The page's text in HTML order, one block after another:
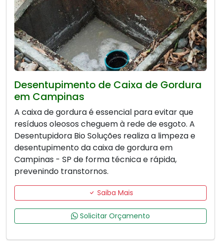
Desentupimento de Caixa de Gordura
em Campinas
A caixa de gordura é essencial para evitar que
resíduos oleosos cheguem à rede de esgoto. A
Desentupidora Bio Soluções realiza a limpeza e
desentupimento da caixa de gordura em
Campinas - SP de forma técnica e rápida,
prevenindo transtornos.
Saiba Mais
Solicitar Orçamento